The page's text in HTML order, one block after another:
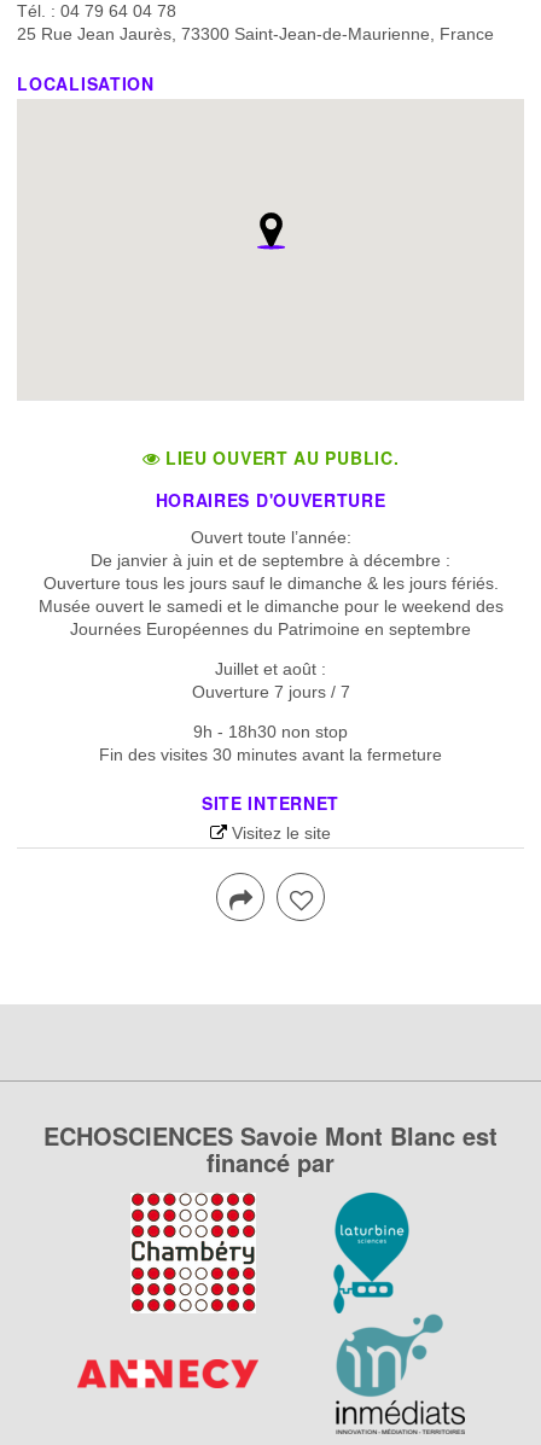
Tél. : 04 79 64 04 78
25 Rue Jean Jaurès, 73300 Saint-Jean-de-Maurienne, France
LOCALISATION
LIEU OUVERT AU PUBLIC.
HORAIRES D'OUVERTURE
Ouvert toute l’année:
De janvier à juin et de septembre à décembre :
Ouverture tous les jours sauf le dimanche & les jours fériés.
Musée ouvert le samedi et le dimanche pour le weekend des
Journées Européennes du Patrimoine en septembre
Juillet et août :
Ouverture 7 jours / 7
9h - 18h30 non stop
Fin des visites 30 minutes avant la fermeture
SITE INTERNET
Visitez le site
ECHOSCIENCES Savoie Mont Blanc est
financé par